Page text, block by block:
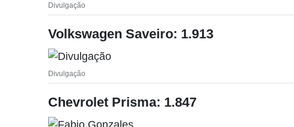
Divulgação
Volkswagen Saveiro: 1.913
Divulgação
Chevrolet Prisma: 1.847